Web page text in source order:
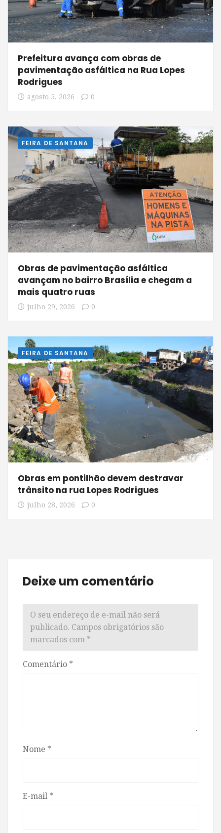
Prefeitura avança com obras de
pavimentação asfáltica na Rua Lopes
Rodrigues
agosto 5, 2026 0
FEIRA DE SANTANA
Obras de pavimentação asfáltica
avançam no bairro Brasília e chegam a
mais quatro ruas
julho 29, 2026 0
FEIRA DE SANTANA
Obras em pontilhão devem destravar
trânsito na rua Lopes Rodrigues
julho 28, 2026 0
Deixe um comentário
O seu endereço de e-mail não será
publicado. Campos obrigatórios são
marcados com *
Comentário *
Nome *
E-mail *